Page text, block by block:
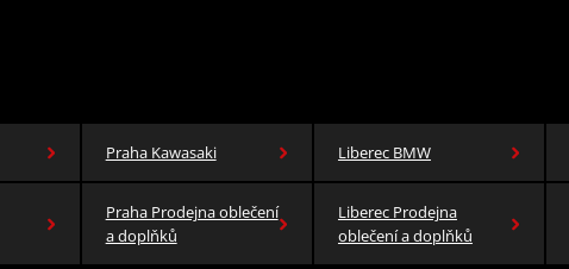
Praha Kawasaki Liberec BMW
Praha Prodejna oblečení
a doplňků
Liberec Prodejna
oblečení a doplňků